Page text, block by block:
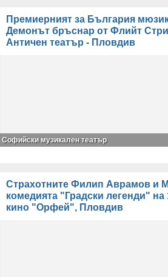
Премиерният за България
Демонът бръснар от Флийт
Античен театър - Пловдив
Софийски музикален театър
Страхотните Филип Аврамов и
комедията "Градски легенди" на
кино "Орфей", Пловдив